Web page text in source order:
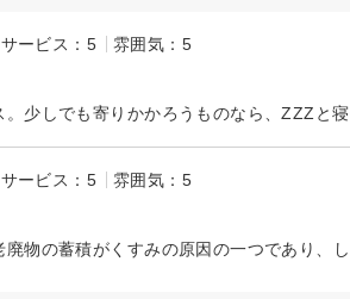
サービス：5 雰囲気：5
サービス：5 雰囲気：5